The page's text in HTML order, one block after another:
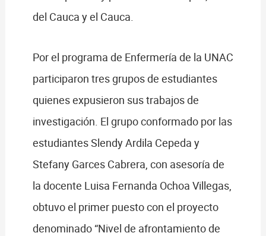
del Cauca y el Cauca.
Por el programa de Enfermería de la UNAC
participaron tres grupos de estudiantes
quienes expusieron sus trabajos de
investigación. El grupo conformado por las
estudiantes Slendy Ardila Cepeda y
Stefany Garces Cabrera, con asesoría de
la docente Luisa Fernanda Ochoa Villegas,
obtuvo el primer puesto con el proyecto
denominado “Nivel de afrontamiento de